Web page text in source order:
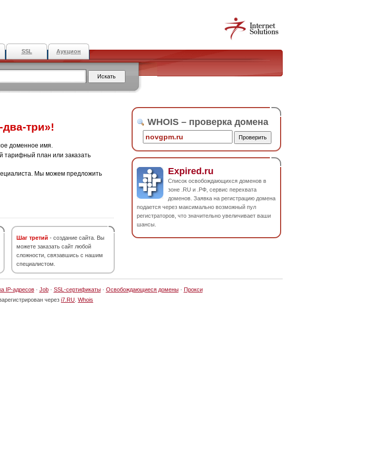
SSL Аукцион
два-три»!
доменное имя.
тарифный план или заказать
Мы можем предложить
Шаг третий - создание сайта. Вы
можете заказать сайт любой
сложности, связавшись с нашим
специалистом.
WHOIS – проверка домена
Expired.ru
Список освобождающихся доменов в
зоне .RU и .РФ, сервис перехвата
доменов. Заявка на регистрацию домена
подается через максимально возможный пул
регистраторов, что значительно увеличивает ваши
шансы.
IP-адресов· Job· SSL-сертификаты· Освобождающиеся домены· Прокси
через i7.RU Whois